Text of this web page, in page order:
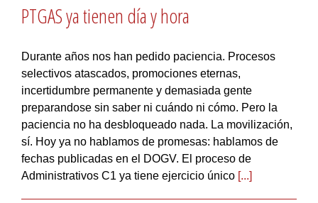
PTGAS ya tienen día y hora
Durante años nos han pedido paciencia. Procesos
selectivos atascados, promociones eternas,
incertidumbre permanente y demasiada gente
preparandose sin saber ni cuándo ni cómo. Pero la
paciencia no ha desbloqueado nada. La movilización,
sí. Hoy ya no hablamos de promesas: hablamos de
fechas publicadas en el DOGV. El proceso de
Administrativos C1 ya tiene ejercicio único [...]